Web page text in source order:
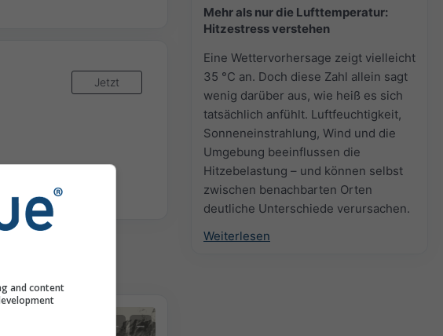
Mehr als nur die Lufttemperatur:
Hitzestress verstehen
Eine Wettervorhersage zeigt vielleicht
35 °C an. Doch diese Zahl allein sagt
wenig darüber aus, wie heiß es sich
tatsächlich anfühlt. Luftfeuchtigkeit,
Sonneneinstrahlung, Wind und die
Umgebung beeinflussen die
Hitzebelastung – und können selbst
zwischen benachbarten Orten
deutliche Unterschiede verursachen.
Weiterlesen
Jetzt
+ −
and content